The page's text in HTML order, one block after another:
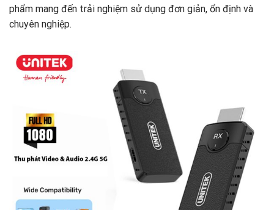
phẩm mang đến trải nghiệm sử dụng đơn giản, ổn định và
chuyên nghiệp.